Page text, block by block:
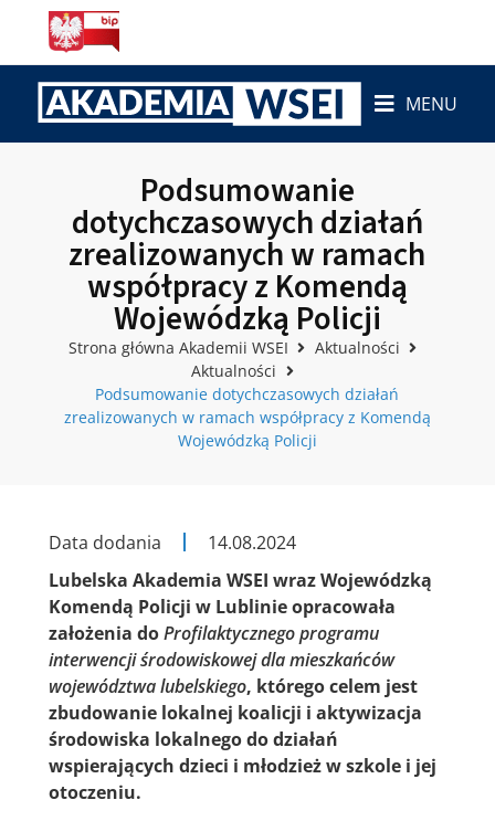
MENU
Podsumowanie
dotychczasowych działań
zrealizowanych w ramach
współpracy z Komendą
Wojewódzką Policji
Strona główna Akademii WSEI
Aktualności
Aktualności
Podsumowanie dotychczasowych działań
zrealizowanych w ramach współpracy z Komendą
Wojewódzką Policji
Data dodania
14.08.2024
Lubelska Akademia WSEI wraz Wojewódzką
Komendą Policji w Lublinie opracowała
założenia doProfilaktycznego programu
interwencji środowiskowej dla mieszkańców
województwa lubelskiego, którego celem jest
zbudowanie lokalnej koalicji i aktywizacja
środowiska lokalnego do działań
wspierających dzieci i młodzież w szkole i jej
otoczeniu.